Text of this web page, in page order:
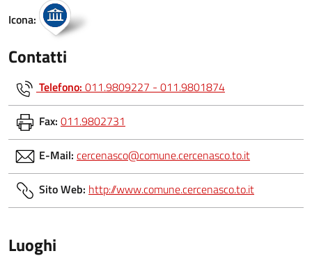
Icona:
Contatti
Telefono: 011.9809227 - 011.9801874
Fax: 011.9802731
E-Mail: cercenasco@comune.cercenasco.to.it
Sito Web: http://www.comune.cercenasco.to.it
Luoghi